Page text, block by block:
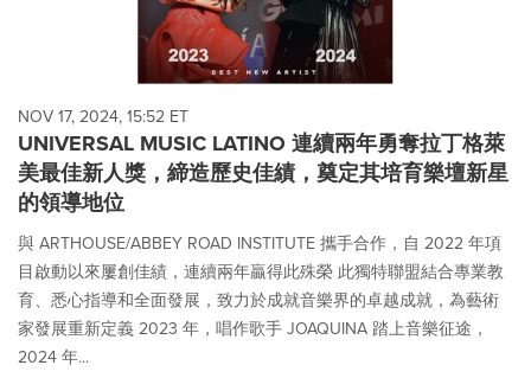
NOV 17, 2024, 15:52 ET
UNIVERSAL MUSIC LATINO 連續兩年勇奪拉丁格萊
美最佳新人獎，締造歷史佳績，奠定其培育樂壇新星
的領導地位
與 ARTHOUSE/ABBEY ROAD INSTITUTE 攜手合作，自 2022 年項
目啟動以來屢創佳績，連續兩年贏得此殊榮 此獨特聯盟結合專業教
育、悉心指導和全面發展，致力於成就音樂界的卓越成就，為藝術
家發展重新定義 2023 年，唱作歌手 JOAQUINA 踏上音樂征途，
2024 年...